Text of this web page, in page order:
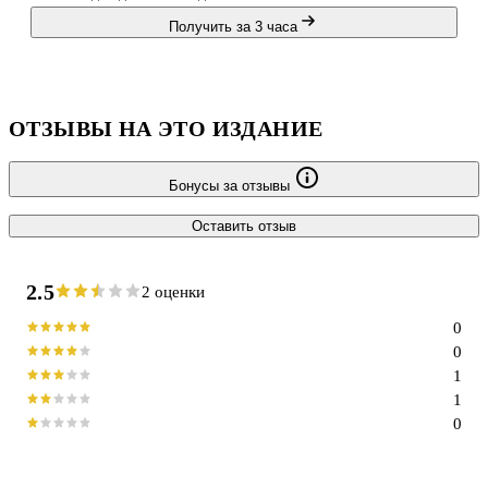
Получить за 3 часа
ОТЗЫВЫ НА ЭТО ИЗДАНИЕ
Бонусы за отзывы
Оставить отзыв
2.5 2 оценки
0
1
1
0
0